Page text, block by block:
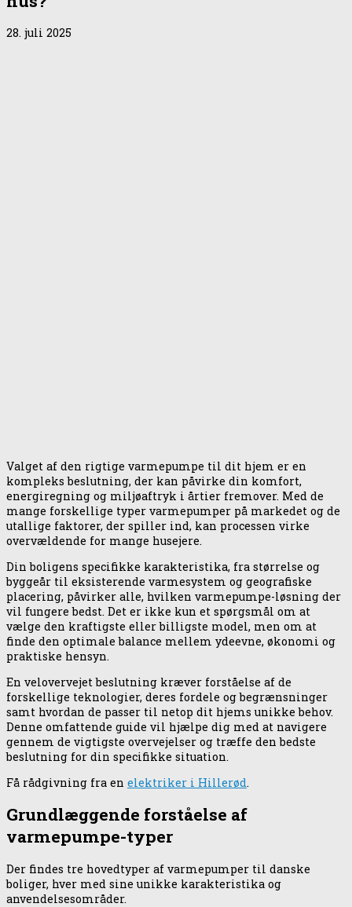
28. juli 2025
Valget af den rigtige varmepumpe til dit hjem er en
kompleks beslutning, der kan påvirke din komfort,
energiregning og miljøaftryk i årtier fremover. Med de
mange forskellige typer varmepumper på markedet og de
utallige faktorer, der spiller ind, kan processen virke
overvældende for mange husejere.
Din boligens specifikke karakteristika, fra størrelse og
byggeår til eksisterende varmesystem og geografiske
placering, påvirker alle, hvilken varmepumpe-løsning der
vil fungere bedst. Det er ikke kun et spørgsmål om at
vælge den kraftigste eller billigste model, men om at
finde den optimale balance mellem ydeevne, økonomi og
praktiske hensyn.
En velovervejet beslutning kræver forståelse af de
forskellige teknologier, deres fordele og begrænsninger
samt hvordan de passer til netop dit hjems unikke behov.
Denne omfattende guide vil hjælpe dig med at navigere
gennem de vigtigste overvejelser og træffe den bedste
beslutning for din specifikke situation.
Få rådgivning fra en elektriker i Hillerød.
Grundlæggende forståelse af
varmepumpe-typer
Der findes tre hovedtyper af varmepumper til danske
boliger, hver med sine unikke karakteristika og
anvendelsesområder.